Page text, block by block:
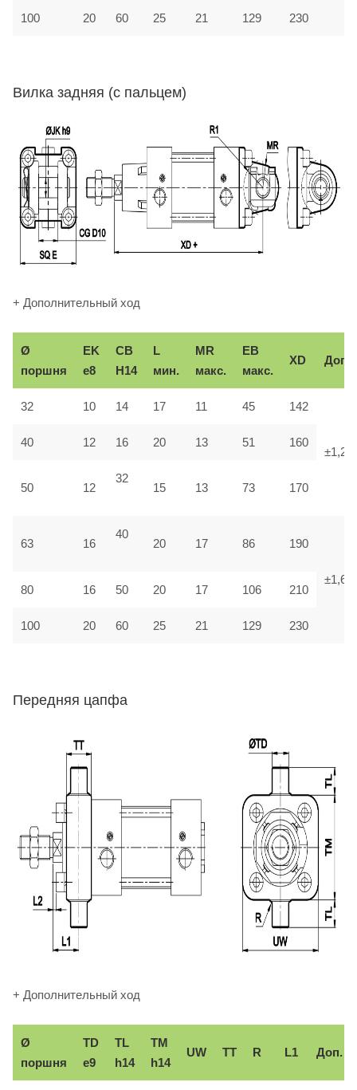
100 20 60 25 21 129 230
Вилка задняя (с пальцем)
+ Дополнительный ход
Ø
поршня
EK
e8
CB
H14
L
мин.
MR
макс.
EB
макс.
XD Доп.
32 10 14 17 11 45 142
±1,25
40 12 16 20 13 51 160
50 12
32
15 13 73 170
63 16
40
20 17 86 190
±1,6
80 16 50 20 17 106 210
100 20 60 25 21 129 230
Передняя цапфа
+ Дополнительный ход
Ø
поршня
TD
e9
TL
h14
TM
h14
UW TT R L1 Доп.